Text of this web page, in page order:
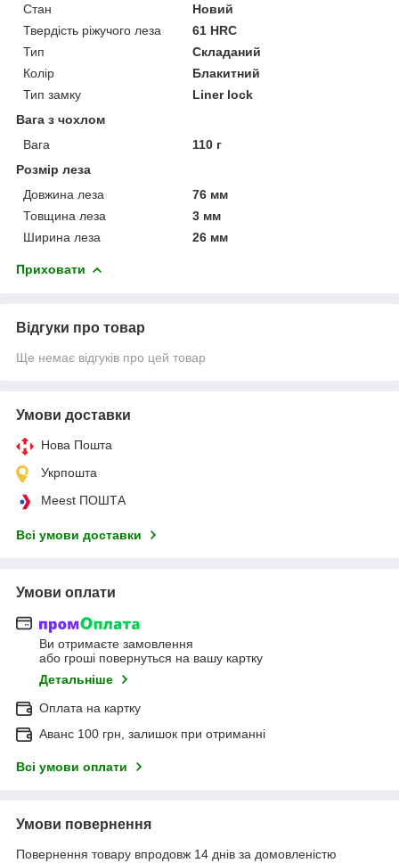
Стан
Новий
Твердість ріжучого леза
61 HRC
Тип
Складаний
Колір
Блакитний
Тип замку
Liner lock
Вага з чохлом
Вага
110 г
Розмір леза
Довжина леза
76 мм
Товщина леза
3 мм
Ширина леза
26 мм
Приховати
Відгуки про товар
Ще немає відгуків про цей товар
Умови доставки
Нова Пошта
Укрпошта
Meest ПОШТА
Всі умови доставки
Умови оплати
Ви отримаєте замовлення
або гроші повернуться на вашу картку
Детальніше
Оплата на картку
Аванс 100 грн, залишок при отриманні
Всі умови оплати
Умови повернення
Повернення товару впродовж 14 днів за домовленістю